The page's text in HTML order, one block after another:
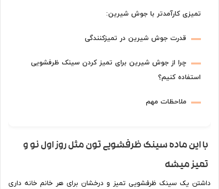
تمیزی کارآمدتر با جوش شیرین:
قدرت جوش شیرین در تمیزکنندگی
چرا از جوش شیرین برای تمیز کردن سینک ظرفشویی
استفاده کنیم؟
ملاحظات مهم
با این ماده سینک ظرفشویی تون مثل روز اول نو و
تمیز میشه
داشتن یک سینک ظرفشویی تمیز و درخشان برای هر خانم خانه داری